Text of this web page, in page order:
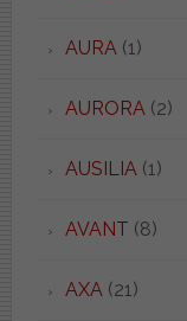
AURA (1)
AURORA (2)
AUSILIA (1)
AVANT (8)
AXA (21)